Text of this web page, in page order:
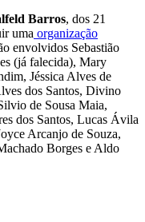
Barros, dos 21
uma organização
envolvidos Sebastião
(já falecida), Mary
Jéssica Alves de
dos Santos, Divino
de Sousa Maia,
dos Santos, Lucas Ávila
Arcanjo de Souza,
Borges e Aldo